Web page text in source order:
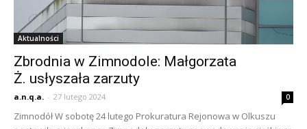
Aktualności
Zbrodnia w Zimnodole: Małgorzata
Ż. usłyszała zarzuty
a.n.q.a. - 27 lutego 2024 0
Zimnodół W sobotę 24 lutego Prokuratura Rejonowa w Olkuszu